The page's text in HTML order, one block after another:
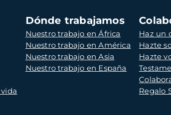
Dónde trabajamos
Nuestro trabajo en África
Nuestro trabajo en América
Nuestro trabajo en Asia
Nuestro trabajo en España
Haz un
Hazte
Hazte
Regalo